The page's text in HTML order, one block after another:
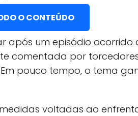
O CONTEÚDO
após um episódio ocorrido
comentada por
pouco tempo, o tema
voltadas ao